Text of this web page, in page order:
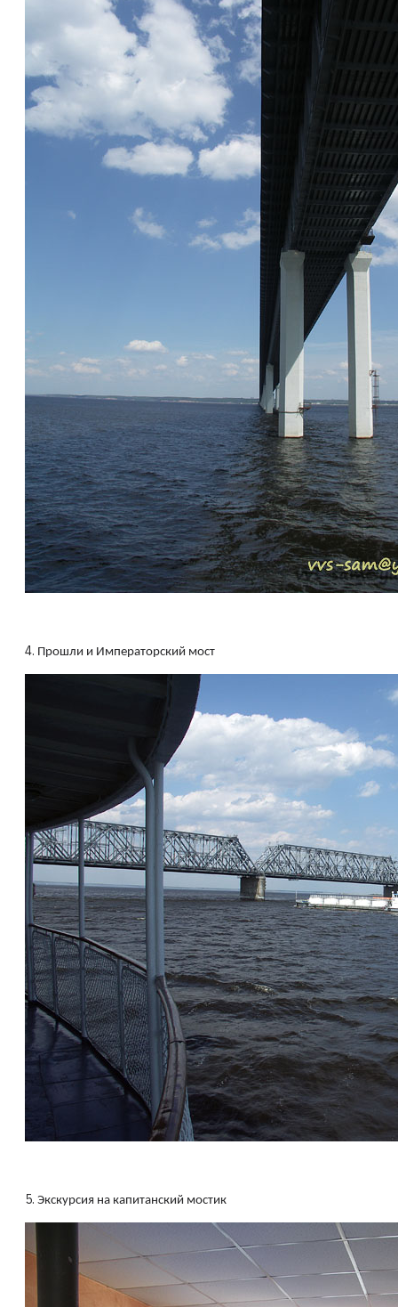
4. Прошли и Императорский мост
5. Экскурсия на капитанский мостик